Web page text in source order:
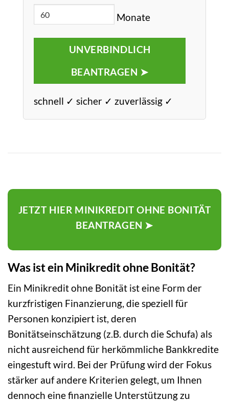
Monate
UNVERBINDLICH
BEANTRAGEN ➤
schnell ✓ sicher ✓ zuverlässig ✓
JETZT HIER MINIKREDIT OHNE BONITÄT
BEANTRAGEN ➤
Was ist ein Minikredit ohne Bonität?
Ein Minikredit ohne Bonität ist eine Form der
kurzfristigen Finanzierung, die speziell für
Personen konzipiert ist, deren
Bonitätseinschätzung (z.B. durch die Schufa) als
nicht ausreichend für herkömmliche Bankkredite
eingestuft wird. Bei der Prüfung wird der Fokus
stärker auf andere Kriterien gelegt, um Ihnen
dennoch eine finanzielle Unterstützung zu